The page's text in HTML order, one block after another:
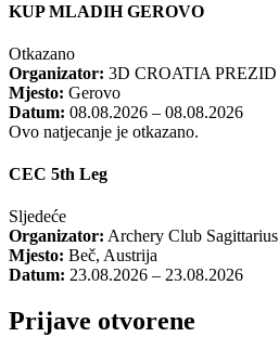
KUP MLADIH GEROVO
Otkazano
Organizator: 3D CROATIA PREZID
Mjesto: Gerovo
Datum: 08.08.2026 – 08.08.2026
Ovo natjecanje je otkazano.
CEC 5th Leg
Sljedeće
Organizator: Archery Club Sagittarius
Mjesto: Beč, Austrija
Datum: 23.08.2026 – 23.08.2026
Prijave otvorene